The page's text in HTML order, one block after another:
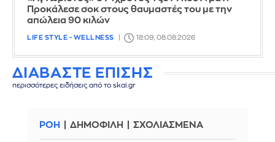
Προκάλεσε σοκ στους θαυμαστές του με την
απώλεια 90 κιλών
LIFE STYLE - WELLNESS 18:09, 08.08.2026
ΔΙΑΒΑΣΤΕ ΕΠΙΣΗΣ
περισσότερες ειδήσεις από το skai.gr
ΡΟΗ ΔΗΜΟΦΙΛΗ ΣΧΟΛΙΑΣΜΕΝΑ